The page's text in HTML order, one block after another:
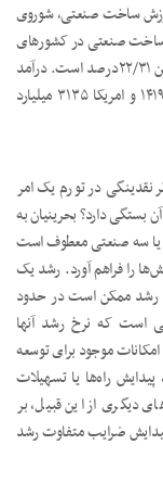
۵/۲۸‌درصد از کل ارزش ساخت صنعتی، شوروی
بخش ساخت صنعتی در کشورهای
آمریکا، ژاپن، آلمان، انگلیس و فرانسه ۷۹/۲۹ و کشور چین ۲۲/۳۱‌درصد است. درآمد
مالیاتی روسیه ۲۱۴‌میلیارد دلار، ایران ۷۸‌میلیارد چین ۱۴۱۹ و امریکا ۳۱۳۵ میلیارد
نقدینگی در تورم یک امر
بستگی دارد؟ بحرینیان به
یا سه صنعتی معطوف است
را فراهم آورد. رشد یک
رشد ممکن است در حدود
است که نرخ رشد آنها
موجود برای توسعه
راه‌ها یا تسهیلات
دیگری از این قبیل، بر
پیدایش ضرایب متفاوت رشد